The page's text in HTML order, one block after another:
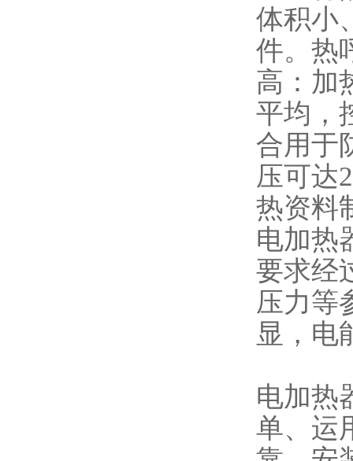
体积小
件。热
高：加
平均，
合用于
压可达
热资料
电加热
要求经
压力等
显，电
电加热
单、运